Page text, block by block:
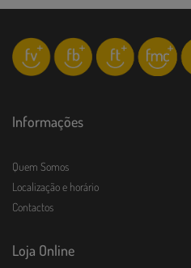
Informações
Quem Somos
Localização e horário
Contactos
Loja Online